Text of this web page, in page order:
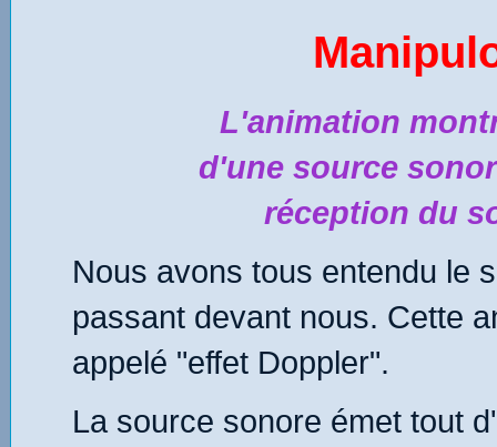
L'animation
d'une source
réception du
Nous avons tous entendu le
passant devant nous. Cette
appelé "effet Doppler".
La source sonore émet tout